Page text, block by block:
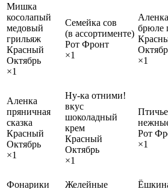
Мишка
косолапый
медовый
грильяж
Красный
Октябрь
×1
Семейка сов
(в ассортименте)
Рот Фронт
×1
брюле
×1
Аленка
пряничная
сказка
Красный
Октябрь
×1
Ну-ка отними!
вкус
шоколадный
крем
Красный
Октябрь
×1
Рот
×1
Фонарики
Желейные